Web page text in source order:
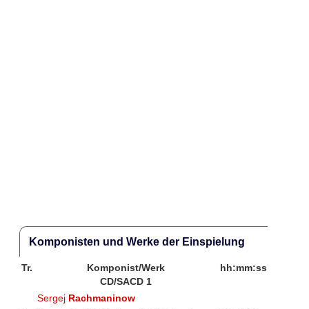
Komponisten und Werke der Einspielung
Tr. Komponist/Werk
hh:mm:ss
CD/SACD 1
Sergej Rachmaninow